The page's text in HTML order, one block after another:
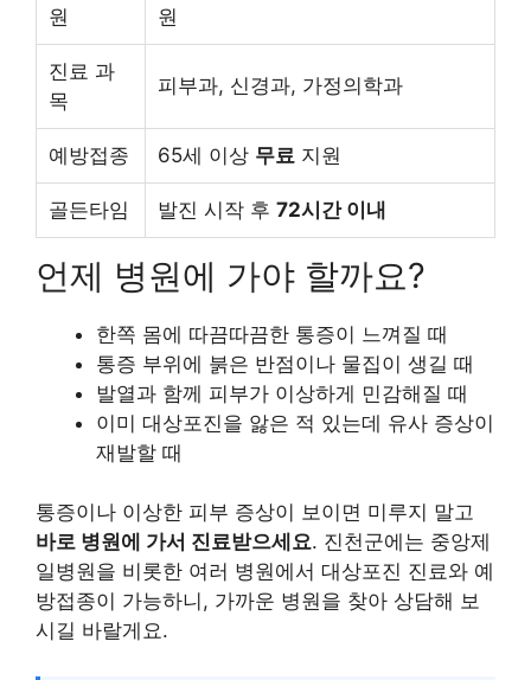
원
원
진료 과
목
피부과, 신경과, 가정의학과
예방접종 65세 이상 무료 지원
골든타임 발진 시작 후 72시간 이내
언제 병원에 가야 할까요?
한쪽 몸에 따끔따끔한 통증이 느껴질 때
통증 부위에 붉은 반점이나 물집이 생길 때
발열과 함께 피부가 이상하게 민감해질 때
이미 대상포진을 앓은 적 있는데 유사 증상이
재발할 때
통증이나 이상한 피부 증상이 보이면 미루지 말고
바로 병원에 가서 진료받으세요. 진천군에는 중앙제
일병원을 비롯한 여러 병원에서 대상포진 진료와 예
방접종이 가능하니, 가까운 병원을 찾아 상담해 보
시길 바랄게요.